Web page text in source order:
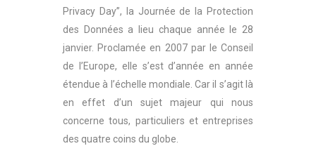
Privacy Day”, la Journée de la Protection
des Données a lieu chaque année le 28
janvier. Proclamée en 2007 par le Conseil
de l’Europe, elle s’est d’année en année
étendue à l’échelle mondiale. Car il s’agit là
en effet d’un sujet majeur qui nous
concerne tous, particuliers et entreprises
des quatre coins du globe.